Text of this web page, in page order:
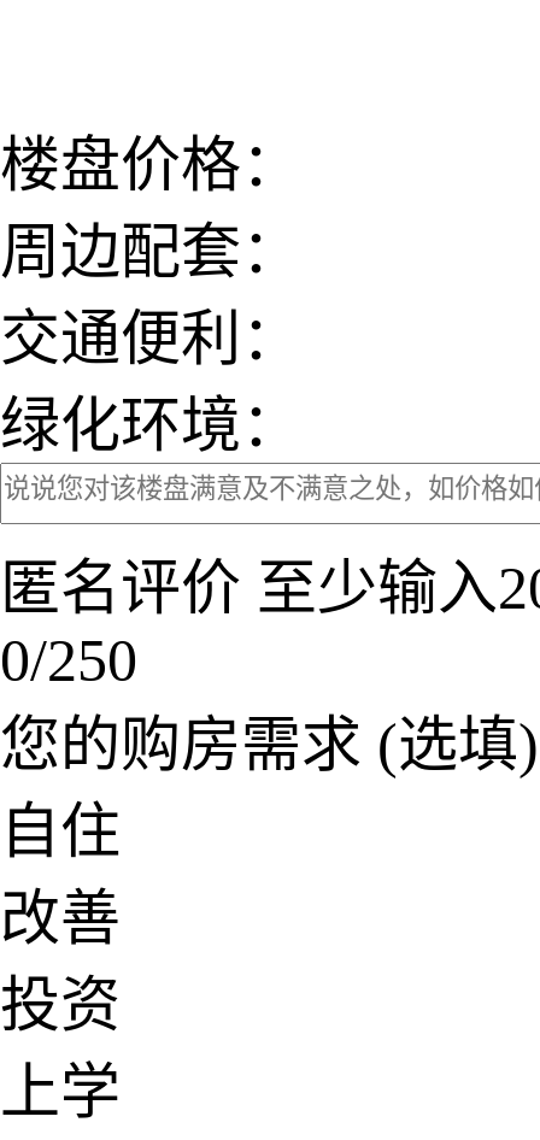
楼盘价格：
周边配套：
交通便利：
绿化环境：
匿名评价 至少输入
0/250
您的购房需求 (选填)
自住
改善
投资
上学